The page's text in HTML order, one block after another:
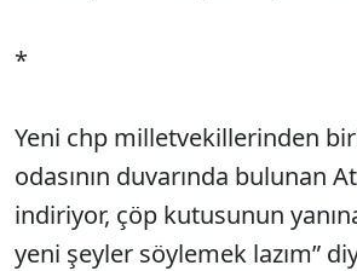
*
Yeni chp milletvekillerinden
odasının duvarında bulunan
indiriyor, çöp kutusunun
yeni şeyler söylemek lazım”